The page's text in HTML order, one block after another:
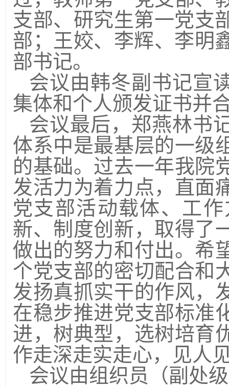
支部、研究生第一党支
部；
王姣、李辉、李明
部书记。
会议由韩冬副书记宣
集体和个人颁发证书并
会议最后，郑燕林书
体系中是最基层的一级
的基础。过去一年我院
发活力为着力点，直面
党支部活动载体、工
新、制度创新，取得了
做出的努力和付出。希
个党支部的密切配合和
发扬真抓实干的作风，
在稳步推进党支部标准
进，树典型，选树培育
作走深走实走心，见人
会议由组织员（副处